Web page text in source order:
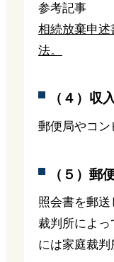
参考記事
相続放棄申
法。
（４）収
郵便局やコン
（５）郵
照会書を郵
裁判所によ
には家庭裁判